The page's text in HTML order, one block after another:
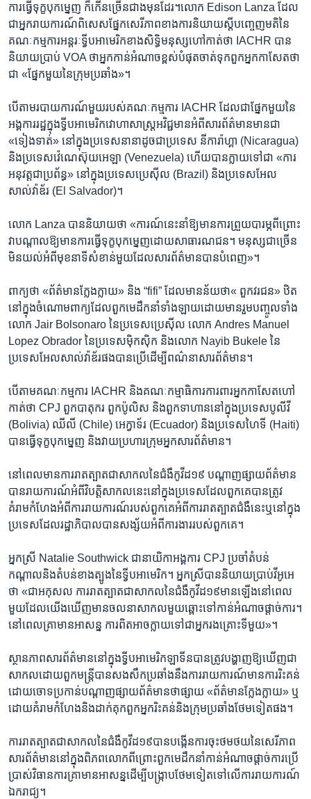
ការ​ធ្វើ​ទុក្ខបុកម្នេញ ក៏កើន​ច្រើន​ជាង​មុន​ដែរ។លោក Edison Lanza ដែល​
ជាអ្នក​រាយការណ៍​ពិសេស​ផ្នែក​សេរីភាព​ខាង​ការ​និយាយ​ស្តី​បញ្ចេញ​មតិ​នៃ​
គណៈកម្មការ​អន្តរៈ​ទ្វីប​អាមេរិក​ខាង​សិទ្ធិ​មនុស្ស​ហៅ​កាត់​ថា​ IACHR បាន​
និយាយ​ប្រាប់​ VOA ​ថា​អ្នក​កាន់​អំណាចខ្ពស់​បំផុតចាត់​ទុកពួក​អ្នក​កាសែតថា​
ជា «ផ្នែក​មួយ​នៃ​ក្រុម​ប្រឆាំង»។
បើ​តាម​របាយការណ៍​មួយរបស់​គណៈកម្មការ​ IACHR ដែល​ជា​ផ្នែក​មួយ​នៃ​
អង្គការ​រដ្ឋ​ក្នុង​ទ្វីប​អាមេរិកវោហាសាស្ត្រអវិជ្ជមាន​អំពី​សារព័ត៌មានមាន​ជា
«ទៀង​ទាត់» នៅ​ក្នុង​ប្រទេស​នានាដូចជា​ប្រទេស នីការ៉ាហ្គា (Nicaragua)
និង​ប្រទេស​វ៉េណេស៊ុយអេឡា (Venezuela) ​ហើយបាន​ក្លាយ​ទៅ​ជា «ការ
អនុវត្ត​ជា​ប្រព័ន្ធ» ​នៅក្នុង​ប្រទេស​ប្រេស៊ីល​ (Brazil) ​និង​ប្រទេស​អែល
សាល់វ៉ាឌ័រ (El Salvador)។
លោក​ Lanza បាននិយាយថា «ការណ៍​នេះ​នាំ​ឱ្យ​មាន​ការ​ព្រួយ​បារម្ភ​ពីព្រោះ​
វាបណ្តាល​ឱ្យ​មាន​ការ​ធ្វើទុក្ខបុកម្នេញ​ដោយ​សាធារណជន។​ មនុស្ស​ជា​ច្រើន​
មិន​យល់​អំពី​មុខ​នាទី​សំខាន់​មួយ​ដែល​សារព័ត៌មានបាន​បំពេញ»។
ពាក្យ​ថា «ព័ត៌មាន​ក្លែង​ក្លាយ» និង “fifi” ដែល​មាន​ន័យថា« ពួក​វរជន»​ ឋិត​
នៅ​ក្នុង​ចំណោម​ពាក្យ​ដែល​ពួក​មេដឹកនាំ​ទាំង​ឡាយ​ដោយ​មាន​រួម​បញ្ចូល​ទាំង​
លោក​ Jair Bolsonaro នៃ​ប្រទេសប្រេស៊ីល លោក Andres Manuel
Lopez Obrador នៃ​ប្រទេស​ម៉ិកស៊ិក និង​លោក Nayib Bukele នៃ​
ប្រទេស​អែលសាល់វ៉ាឌ័រ​ផង​បាន​ប្រើ​ដើម្បីពណ៌នា​សារព័ត៌មាន។​
បើ​តាម​គណៈកម្មការ​ IACHR និង​គណៈកម្មាធិការការពារ​អ្នក​កាសែត​ហៅ​
កាត់​ថា​ CPJ ពួក​បាតុករ ពួក​ប៉ូលិស​ និង​ពួក​ទាហាន​នៅ​ក្នុង​ប្រទេស​បូលីវី
(Bolivia) ឈីលី (Chile) អេក្វាទ័រ (Ecuador) និង​ប្រទេស​ហៃទី (Haiti)
បាន​ធ្វើ​ទុក្ខបុកម្នេញ​ និង​វាយ​ប្រហារ​ក្រុម​អ្នក​សារព័ត៌មាន។​
នៅ​ពេល​មាន​ការ​រាត​ត្បាត​ជា​សាកល​នៃ​ជំងឺ​កូវីដ​១៩ បណ្តាញ​ផ្សាយ​ព័ត៌មាន
បាន​រាយការណ៍​អំពី​វិបត្តិ​សាកល​នេះ​នៅ​ក្នុង​ប្រទេស​ដែល​ពួក​គេបាន​ត្រូវ​
គំរាម​កំហែង​អំពី​ការ​រាយការណ៍​របស់​ពួក​គេ​អំពី​ការ​រាតត្បាត​ជំងឺនេះ​ឬ​នៅ​ក្នុង​
ប្រទេស​ដែល​រដ្ឋាភិបាល​បានសង្ស័យ​អំពី​ការងារ​របស់​ពួក​គេ។
អ្នក​ស្រី​ Natalie Southwick ជា​នាយិកាអង្គការ​ CPJ ប្រចាំ​តំបន់​
កណ្តាល​និង​តំបន់​ខាង​ត្បូង​នៃ​ទ្វីប​អាមេរិក។​ អ្នក​ស្រីបាន​និយាយ​ប្រាប់​វីអូអេ​
ថា «ជា​អកុសល ការ​រាតត្បាត​ជា​សាកល​នៃ​ជំងឺ​កូវីដ១៩​មាន​ឡើង​នៅ​ពេល​
មួយ​ដែល​យើង​ឃើញ​មាន​ចលនា​សាកល​មួយ​ឆ្ពោះ​ទៅ​កាន់អំណាច​ផ្តាច់​ការ។​
នៅ​ពេល​គ្រា​មាន​អាសន្ន ការ​ពិត​អាច​ក្លាយ​ទៅ​ជា​អ្នក​រង​គ្រោះ​ទី​មួយ»។
ស្ថានភាព​សារព័ត៌មាន​នៅ​ក្នុងទ្វីប​អាមេរិក​ឡាទីន​បានត្រូវ​បង្ហាញ​ឱ្យ​ឃើញ​ជា​
សាកល​ដោយ​ពួក​មន្ត្រី​បាន​សង​សឹក​ប្រឆាំង​នឹង​ការរាយការណ៍​មាន​ការ​រិះគន់​
ដោយ​ចោទ​ប្រកាន់​បណ្តាញ​ផ្សាយ​ព័ត៌មាន​ថា​ផ្សាយ «ព័ត៌មាន​ក្លែងក្លាយ» ​ឬ​
ដោយ​គំរាម​កំហែង​និង​ដាក់​គុក​ពួក​អ្នក​រិះគន់​និង​ក្រុម​ប្រឆាំង​ថែម​ទៀត​ផង។​
ការ​រាតត្បាត​ជា​សាកល​នៃ​ជំងឺ​កូវីដ១៩​បាន​បង្កើន​ការ​ចុះ​ថម​ថយ​នៃសេរីភាព​
សារព័ត៌មាន​នៅ​ក្នុង​ពិភពលោក​ពីព្រោះ​ពួក​មេដឹកនាំ​កាន់​អំណាច​ផ្តាច់ការ​ប្រើ​
ប្រាស់​វិធាន​ការ​គ្រា​មាន​អាសន្នដើម្បី​បង្ក្រាប​ថែម​ទៀត​ទៅ​លើ​ការ​រាយការណ៍​
ឯករាជ្យ។​